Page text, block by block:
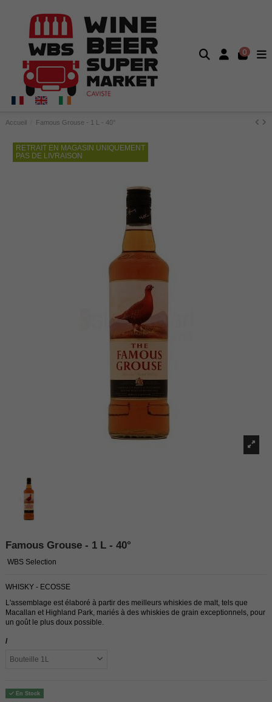
0
Accueil Famous Grouse - 1 L - 40°
RETRAIT EN MAGASIN UNIQUEMENT
PAS DE LIVRAISON
Famous Grouse - 1 L - 40°
WBS Selection
WHISKY - ECOSSE
L'assemblage est élaboré à partir des meilleurs whiskies de malt, tels que
Macallan et Highland Park, mariés à des whiskies de grain exceptionnels, pour
un goût le plus doux possible.
/
En Stock